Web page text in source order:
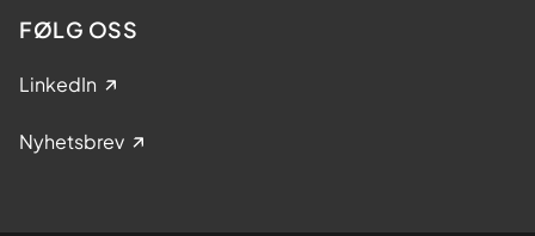
FØLG OSS
LinkedIn
Nyhetsbrev